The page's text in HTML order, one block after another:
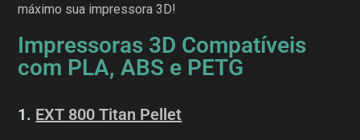
máximo sua impressora 3D!
Impressoras 3D Compatíveis
com PLA, ABS e PETG
1. EXT 800 Titan Pellet